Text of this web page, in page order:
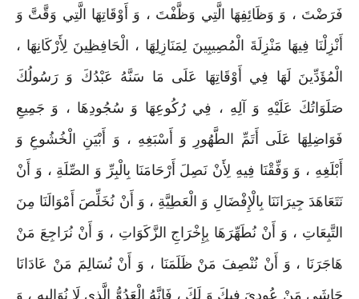
فَرَضْتَ ، وَ وَظَائِفِهَا الَّتِي وَظَّفْتَ ، وَ أَوْقَاتِهَا الَّتِي وَقَّتَّ وَ
أَنْزِلْنَا فِيهَا مَنْزِلَةَ الْمُصِيبِينَ لِمَنَازِلِهَا ، الْحَافِظِينَ لِأَرْكَانِهَا ،
الْمُؤَدِّينَ لَهَا فِي أَوْقَاتِهَا عَلَى مَا سَنَّهُ عَبْدُكَ وَ رَسُولُكَ
صَلَوَاتُكَ عَلَيْهِ وَ آلِهِ ، فِي رُكُوعِهَا وَ سُجُودِهَا ، وَ جَمِيعِ
فَوَاضِلِهَا عَلَى أَتَمِّ الطَّهُورِ وَ أَسْبَغِهِ ، وَ أَبْيَنِ الْخُشُوعِ وَ
أَبْلَغِهِ ، وَ وَفِّقْنَا فِيهِ لِأَنْ نَصِلَ أَرْحَامَنَا بِالْبِرِّ وَ الصِّلَةِ ، وَ أَنْ
نَتَعَاهَدَ جِيرَانَنَا بِالْإِفْضَالِ وَ الْعَطِيَّةِ ، وَ أَنْ نُخَلِّصَ أَمْوَالَنَا مِنَ
التَّبِعَاتِ ، وَ أَنْ نُطَهِّرَهَا بِإِخْرَاجِ الزَّكَوَاتِ ، وَ أَنْ نُرَاجِعَ مَنْ
هَاجَرَنَا ، وَ أَنْ نُنْصِفَ مَنْ ظَلَمَنَا ، وَ أَنْ نُسَالِمَ مَنْ عَادَانَا
حَاشَى مَنْ عُودِيَ فِيكَ وَ لَكَ ، فَإِنَّهُ الْعَدُوُّ الَّذِي لَا نُوَالِيهِ ، وَ